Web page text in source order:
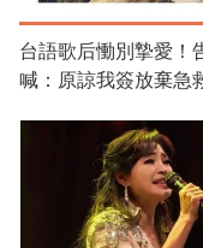
台語歌后慟別摯愛
喊：原諒我簽放棄急